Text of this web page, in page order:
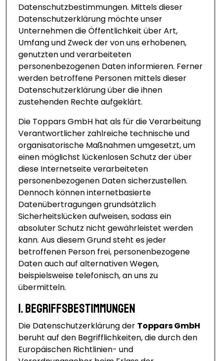
Datenschutzbestimmungen. Mittels dieser
Datenschutzerklärung möchte unser
Unternehmen die Öffentlichkeit über Art,
Umfang und Zweck der von uns erhobenen,
genutzten und verarbeiteten
personenbezogenen Daten informieren. Ferner
werden betroffene Personen mittels dieser
Datenschutzerklärung über die ihnen
zustehenden Rechte aufgeklärt.
Die Toppars GmbH hat als für die Verarbeitung
Verantwortlicher zahlreiche technische und
organisatorische Maßnahmen umgesetzt, um
einen möglichst lückenlosen Schutz der über
diese Internetseite verarbeiteten
personenbezogenen Daten sicherzustellen.
Dennoch können internetbasierte
Datenübertragungen grundsätzlich
Sicherheitslücken aufweisen, sodass ein
absoluter Schutz nicht gewährleistet werden
kann. Aus diesem Grund steht es jeder
betroffenen Person frei, personenbezogene
Daten auch auf alternativen Wegen,
beispielsweise telefonisch, an uns zu
übermitteln.
1. Begriffsbestimmungen
Die Datenschutzerklärung der Toppars GmbH
beruht auf den Begrifflichkeiten, die durch den
Europäischen Richtlinien- und